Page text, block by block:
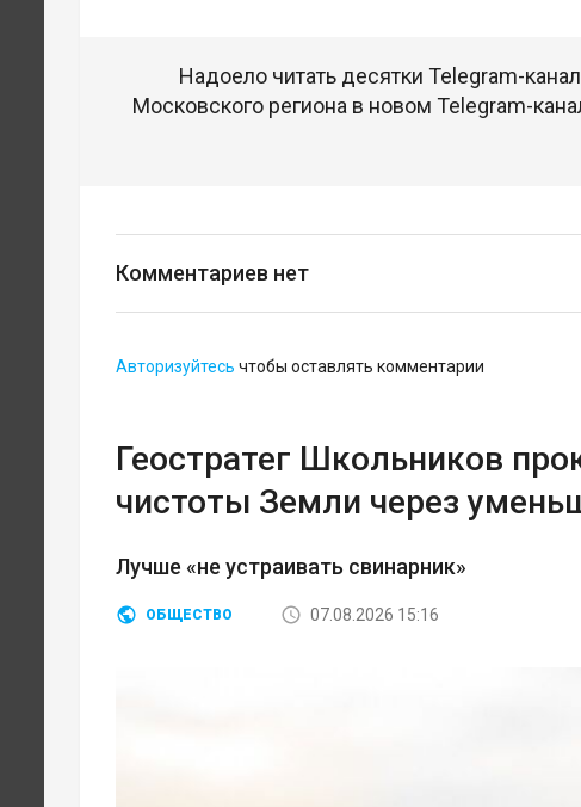
Надоело читать десятки Telegram-
Московского региона в новом Telegram-
Комментариев нет
Авторизуйтесь чтобы оставлять комментарии
Геостратег Школьников
чистоты Земли через
Лучше «не устраивать свинарник»
ОБЩЕСТВО 07.08.2026 15:16